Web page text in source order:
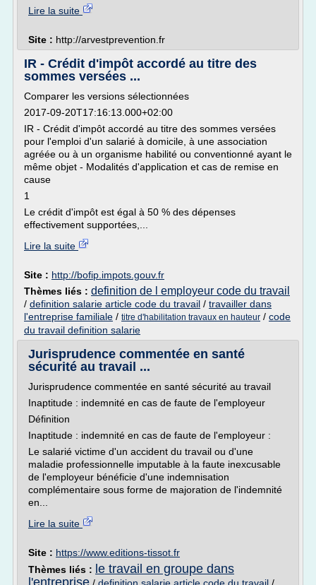
Lire la suite
Site : http://arvestprevention.fr
IR - Crédit d'impôt accordé au titre des
sommes versées ...
Comparer les versions sélectionnées
2017-09-20T17:16:13.000+02:00
IR - Crédit d'impôt accordé au titre des sommes versées
pour l'emploi d'un salarié à domicile, à une association
agréée ou à un organisme habilité ou conventionné ayant le
même objet - Modalités d'application et cas de remise en
cause
1
Le crédit d'impôt est égal à 50 % des dépenses
effectivement supportées,...
Lire la suite
Site : http://bofip.impots.gouv.fr
Thèmes liés : definition de l employeur code du travail
/ definition salarie article code du travail / travailler dans
l'entreprise familiale / titre d'habilitation travaux en hauteur / code
du travail definition salarie
Jurisprudence commentée en santé
sécurité au travail ...
Jurisprudence commentée en santé sécurité au travail
Inaptitude : indemnité en cas de faute de l'employeur
Définition
Inaptitude : indemnité en cas de faute de l'employeur :
Le salarié victime d'un accident du travail ou d'une
maladie professionnelle imputable à la faute inexcusable
de l'employeur bénéficie d'une indemnisation
complémentaire sous forme de majoration de l'indemnité
en...
Lire la suite
Site : https://www.editions-tissot.fr
Thèmes liés : le travail en groupe dans
l'entreprise